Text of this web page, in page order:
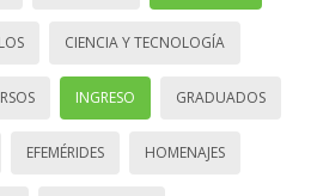
CIENCIA Y TECNOLOGÍA
INGRESO GRADUADOS
EFEMÉRIDES HOMENAJES